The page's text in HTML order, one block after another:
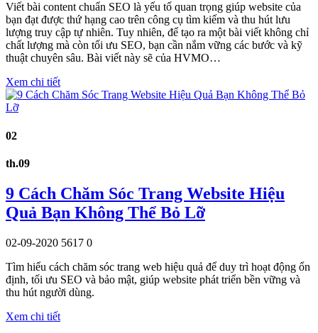
Viết bài content chuẩn SEO là yếu tố quan trọng giúp website của
bạn đạt được thứ hạng cao trên công cụ tìm kiếm và thu hút lưu
lượng truy cập tự nhiên. Tuy nhiên, để tạo ra một bài viết không chỉ
chất lượng mà còn tối ưu SEO, bạn cần nắm vững các bước và kỹ
thuật chuyên sâu. Bài viết này sẽ của HVMO…
Xem chi tiết
02
th.09
9 Cách Chăm Sóc Trang Website Hiệu
Quả Bạn Không Thể Bỏ Lỡ
02-09-2020 5617 0
Tìm hiểu cách chăm sóc trang web hiệu quả để duy trì hoạt động ổn
định, tối ưu SEO và bảo mật, giúp website phát triển bền vững và
thu hút người dùng.
Xem chi tiết